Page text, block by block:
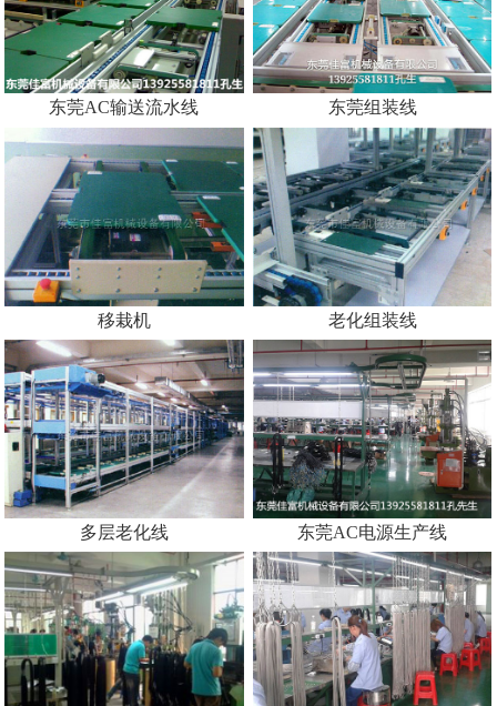
东莞AC输送流水线 东莞组装线
移栽机 老化组装线
多层老化线 东莞AC电源生产线